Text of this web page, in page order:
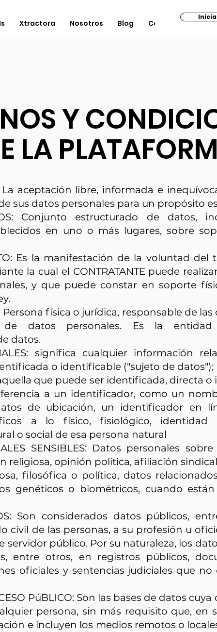
Xtractora Nosotros Blog Contacto
Y
LA
La aceptación libre, informada e
sus datos personales para un propósito
Conjunto estructurado de datos,
en uno o más lugares, sobre
Es la manifestación de la voluntad
la cual el CONTRATANTE puede
y que puede constar en soporte
Persona física o jurídica, responsable de
de datos personales. Es la
datos.
significa cualquier información
o identificable ("sujeto de datos");
que puede ser identificada, directa
a un identificador, como un
de ubicación, un identificador en
a lo físico, fisiológico, identidad
o social de esa persona natural
SENSIBLES: Datos personales
religiosa, opinión política, afiliación
filosófica o política, datos
genéticos o biométricos, cuando
Son considerados datos públicos,
civil de las personas, a su profesión u
servidor público. Por su naturaleza, los
entre otros, en registros públicos,
oficiales y sentencias judiciales que no
PúBLICO: Son las bases de datos
persona, sin más requisito que, en
e incluyen los medios remotos o